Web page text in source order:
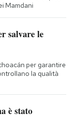
Mamdani
salvare le
per garantire
la qualità
è stato